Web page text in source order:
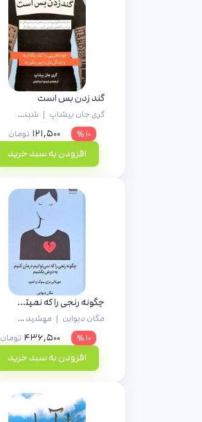
گند زدن بس است
گری جان بیشاپ | شبنم اسماعیلی
۱۰ %
۱۲۱,۵۰۰ تومان
افزودن به سبد خرید
چگونه رنجی را که نمیتوانیم درمان کنیم به دوش بکشیم
مگان دیواین | مهشید شبانیان
۱۰ %
۴۳۶,۵۰۰ تومان
افزودن به سبد خرید